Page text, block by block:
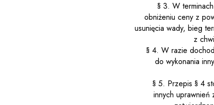
§ 3. W
obniżeniu ceny z
usunięcia wady, bieg
z
§ 4. W razie
do wykonania
§ 5. Przepis § 4
innych uprawnień